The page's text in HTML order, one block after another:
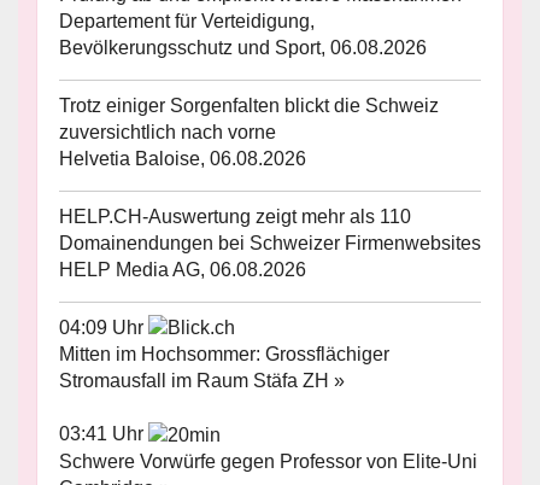
Departement für Verteidigung,
Bevölkerungsschutz und Sport, 06.08.2026
Trotz einiger Sorgenfalten blickt die Schweiz
zuversichtlich nach vorne
Helvetia Baloise, 06.08.2026
HELP.CH-Auswertung zeigt mehr als 110
Domainendungen bei Schweizer Firmenwebsites
HELP Media AG, 06.08.2026
04:09 Uhr
Mitten im Hochsommer: Grossflächiger
Stromausfall im Raum Stäfa ZH »
03:41 Uhr
Schwere Vorwürfe gegen Professor von Elite-Uni